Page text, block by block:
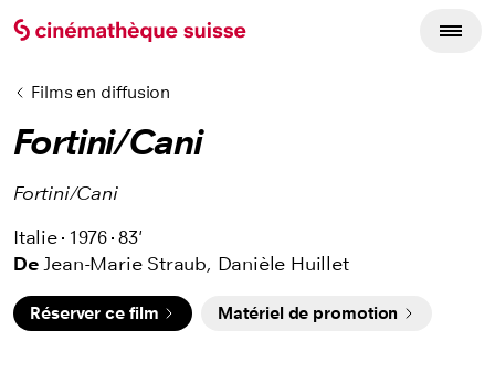
Films en diffusion
Fortini/Cani
Fortini/Cani
Italie 1976 83'
DeJean-Marie Straub, Danièle Huillet
Réserver ce film Matériel de promotion